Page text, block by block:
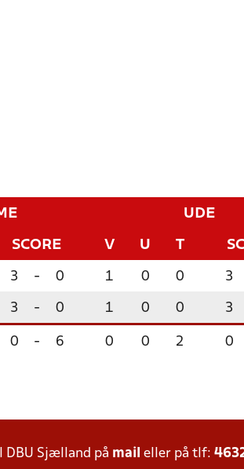
UDE
SCORE V U T
3 - 0 1 0 0 3
3 - 0 1 0 0 3
0 - 6 0 0 2 0
DBU Sjælland på mail eller på tlf: